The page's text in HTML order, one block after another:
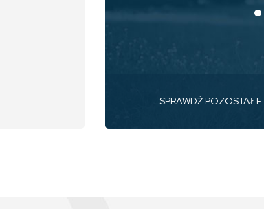
SPRAWDŹ POZOSTAŁE